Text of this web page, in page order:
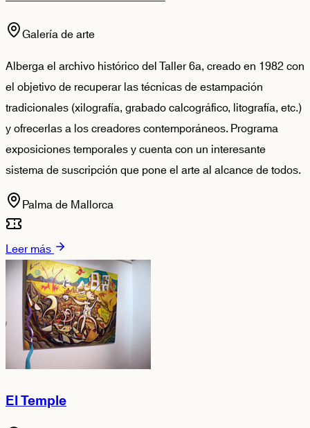
Galería de arte
Alberga el archivo histórico del Taller 6a, creado en 1982 con
el objetivo de recuperar las técnicas de estampación
tradicionales (xilografía, grabado calcográfico, litografía, etc.)
y ofrecerlas a los creadores contemporáneos. Programa
exposiciones temporales y cuenta con un interesante
sistema de suscripción que pone el arte al alcance de todos.
Palma de Mallorca
Leer más
El Temple